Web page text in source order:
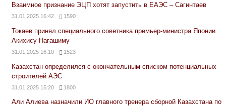
Взаимное признание ЭЦП хотят запустить в ЕАЭС – Сагинтаев
31.01.2025 16:42 1590
Токаев принял специального советника премьер-министра Японии
Акихису Нагашиму
31.01.2025 16:10 1523
Казахстан определился с окончательным списком потенциальных
строителей АЭС
31.01.2025 15:20 1800
Али Алиева назначили ИО главного тренера сборной Казахстана по